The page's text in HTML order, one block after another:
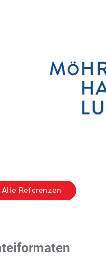
Alle Referenzen